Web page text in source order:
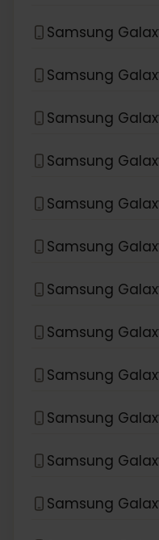
Samsung
Samsung
Samsung
Samsung
Samsung
Samsung
Samsung
Samsung
Samsung
Samsung
Samsung
Samsung